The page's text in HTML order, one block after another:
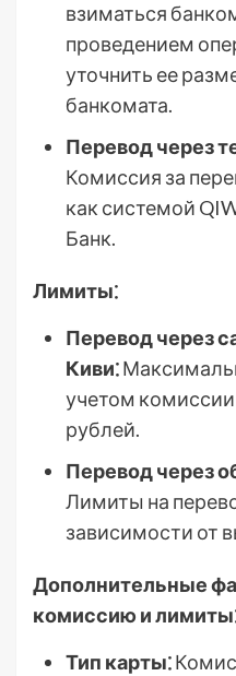
взиматься
проведением
уточнить ее
банкомата.
Перевод через
Комиссия за
как системой
Банк.
Лимиты⁚
Перевод через
Киви⁚
учетом комиссии
рублей.
Перевод через
Лимиты на
зависимости от
Дополнительные
комиссию и
Тип карты⁚